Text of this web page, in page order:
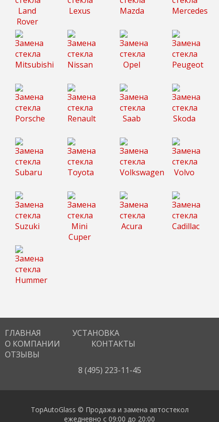
ГЛАВНАЯ
УСТАНОВКА
О КОМПАНИИ
КОНТАКТЫ
ОТЗЫВЫ
8 (495) 223-11-45
TopAutoGlass © Продажа и замена автостекол
ежедневно с 09:00 до 20:00